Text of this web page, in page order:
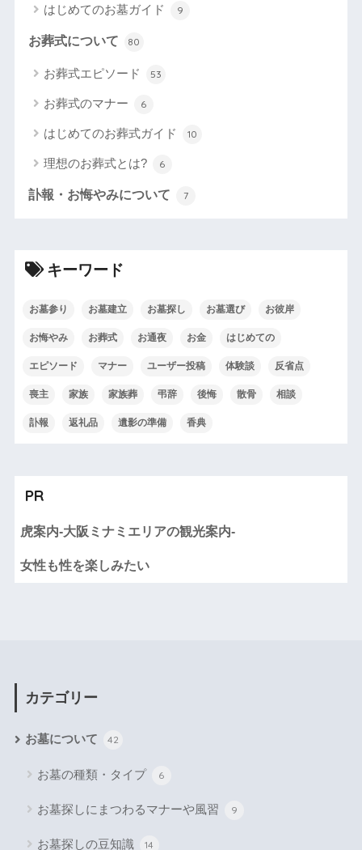
はじめてのお墓ガイド 9
お葬式について 80
お葬式エピソード 53
お葬式のマナー 6
はじめてのお葬式ガイド 10
理想のお葬式とは? 6
訃報・お悔やみについて 7
キーワード
お墓参り お墓建立 お墓探し お墓選び お彼岸
お悔やみ お葬式 お通夜 お金 はじめての
エピソード マナー ユーザー投稿 体験談 反省点
喪主 家族 家族葬 弔辞 後悔 散骨 相談
訃報 返礼品 遺影の準備 香典
PR
虎案内-大阪ミナミエリアの観光案内-
女性も性を楽しみたい
カテゴリー
お墓について 42
お墓の種類・タイプ 6
お墓探しにまつわるマナーや風習 9
お墓探しの豆知識 14